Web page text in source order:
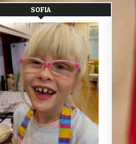
SOFIA